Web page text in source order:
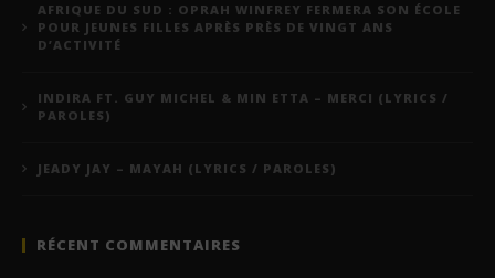
AFRIQUE DU SUD : OPRAH WINFREY FERMERA SON ÉCOLE
POUR JEUNES FILLES APRÈS PRÈS DE VINGT ANS
D’ACTIVITÉ
INDIRA FT. GUY MICHEL & MIN ETTA – MERCI (LYRICS /
PAROLES)
JEADY JAY – MAYAH (LYRICS / PAROLES)
RÉCENT COMMENTAIRES